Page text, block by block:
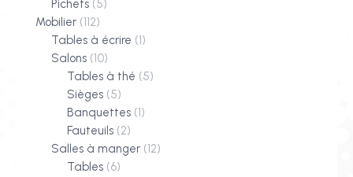
Pichets (5)
Mobilier (112)
Tables à écrire (1)
Salons (10)
Tables à thé (5)
Sièges (5)
Banquettes (1)
Fauteuils (2)
Salles à manger (12)
Tables (6)